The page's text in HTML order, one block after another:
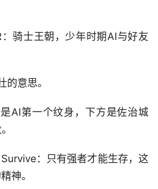
：骑士王朝，少年时期AI与好友
的意思。
AI第一个纹身，下方是佐治城
：只有强者才能生存，这
神。